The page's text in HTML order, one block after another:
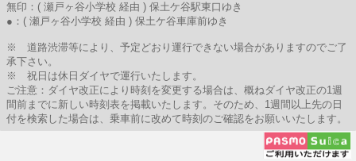
無印：( 瀬戸ヶ谷小学校 経由 ) 保土ケ谷駅東口ゆき
●：( 瀬戸ヶ谷小学校 経由 ) 保土ケ谷車庫前ゆき
※ 道路渋滞等により、予定どおり運行できない場合がありますのでご了
承下さい。
※ 祝日は休日ダイヤで運行いたします。
ご注意：ダイヤ改正により時刻を変更する場合は、概ねダイヤ改正の1週
間前までに新しい時刻表を掲載いたします。そのため、1週間以上先の日
付を検索した場合は、乗車前に改めて時刻のご確認をお願いいたします。